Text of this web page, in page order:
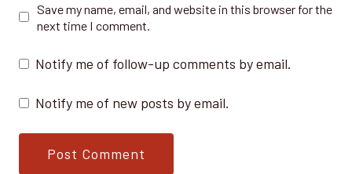
Save my name, email, and website in this browser for the
next time I comment.
Notify me of follow-up comments by email.
Notify me of new posts by email.